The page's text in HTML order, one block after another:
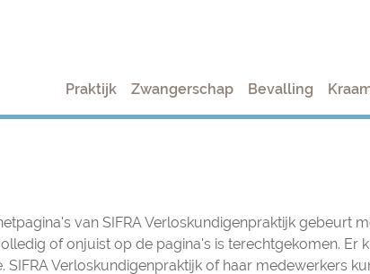
Praktijk Zwangerschap Bevalling
van SIFRA Verloskundigenpraktijk gebeurt
of onjuist op de pagina's is terechtgekomen. Er
SIFRA Verloskundigenpraktijk of haar medewerkers